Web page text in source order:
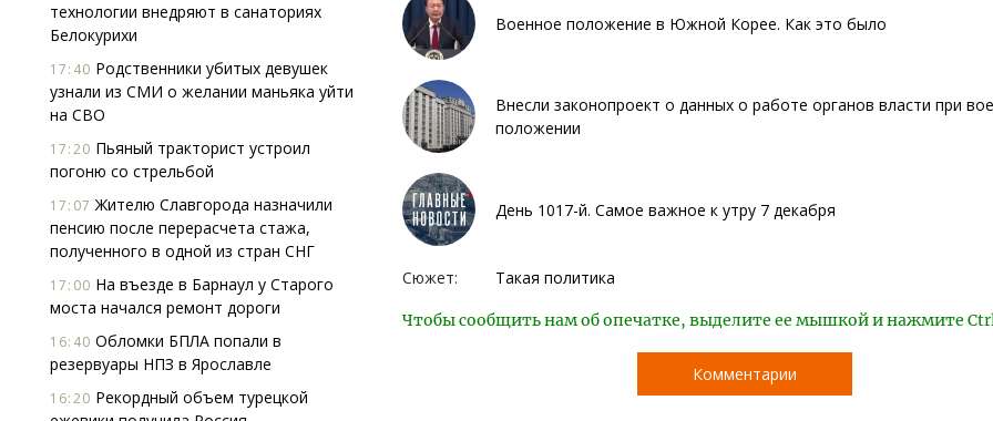
технологии внедряют в санаториях
Белокурихи
17:40 Родственники убитых девушек
узнали из СМИ о желании маньяка уйти
на СВО
17:20 Пьяный тракторист устроил
погоню со стрельбой
17:07 Жителю Славгорода назначили
пенсию после перерасчета стажа,
полученного в одной из стран СНГ
17:00 На въезде в Барнаул у Старого
моста начался ремонт дороги
16:40 Обломки БПЛА попали в
резервуары НПЗ в Ярославле
16:20 Рекордный объем турецкой
Военное положение в Южной Корее. Как это было
Внесли законопроект о данных о работе органов власти при
положении
День 1017-й. Самое важное к утру 7 декабря
Сюжет: Такая политика
Чтобы сообщить нам об опечатке, выделите ее мышкой и нажмите
Комментарии